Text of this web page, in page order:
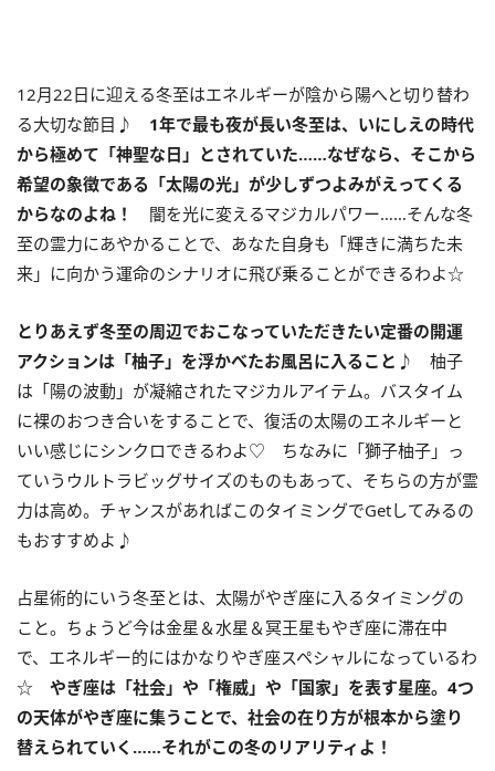
12月22日に迎える冬至はエネルギーが陰から陽へと切り替わ
る大切な節目♪ 1年で最も夜が長い冬至は、いにしえの時代
から極めて「神聖な日」とされていた……なぜなら、そこから
希望の象徴である「太陽の光」が少しずつよみがえってくる
からなのよね！
闇を光に変えるマジカルパワー……そんな冬
至の霊力にあやかることで、あなた自身も「輝きに満ちた未
来」に向かう運命のシナリオに飛び乗ることができるわよ☆
とりあえず冬至の周辺でおこなっていただきたい定番の開運
アクションは「柚子」を浮かべたお風呂に入ること♪
柚子
は「陽の波動」が凝縮されたマジカルアイテム。バスタイム
に裸のおつき合いをすることで、復活の太陽のエネルギーと
いい感じにシンクロできるわよ♡ ちなみに「獅子柚子」っ
ていうウルトラビッグサイズのものもあって、そちらの方が霊
力は高め。チャンスがあればこのタイミングでGetしてみるの
もおすすめよ♪
占星術的にいう冬至とは、太陽がやぎ座に入るタイミングの
こと。ちょうど今は金星＆水星＆冥王星もやぎ座に滞在中
で、エネルギー的にはかなりやぎ座スペシャルになっているわ
☆ やぎ座は「社会」や「権威」や「国家」を表す星座。 4つ
の天体がやぎ座に集うことで、社会の在り方が根本から塗り
替えられていく……それがこの冬のリアリティよ！